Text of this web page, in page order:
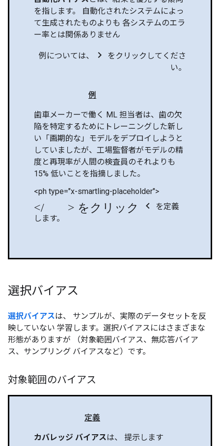
を指します。 自動化されたシステムによっ
て生成されたものよりも 各システムのエラ
ー率とは関係ありません
例については、 chevron_right
をクリックしてくださ
い。
例
歯車メーカーで働く ML 担当者は、歯の欠
陥を特定するためにトレーニングした新し
い「画期的な」モデルをデプロイしようと
していましたが、工場監督者がモデルの精
度と再現率が人間の検査員のそれよりも
15% 低いことを指摘しました。
<ph type="x-smartling-placeholder">
</ph> をクリック chevron_left
を定義
します。
選択バイアス
選択バイアスは、 サンプルが、実際のデータセットを反
映していない 学習します。選択バイアスにはさまざまな
形態がありますが （対象範囲バイアス、無応答バイア
ス、サンプリング バイアスなど）です。
対象範囲のバイアス
定義
カバレッジ バイアスは、 提示します